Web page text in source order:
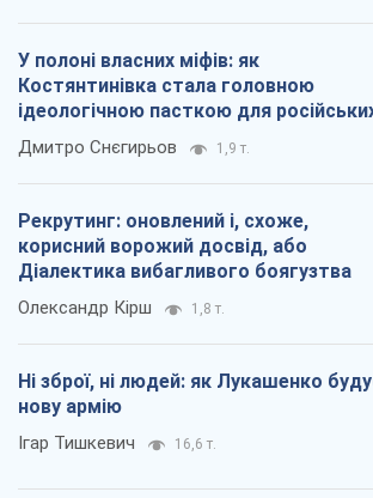
У полоні власних міфів: як
Костянтинівка стала головною
ідеологічною пасткою для
окупантів
Дмитро Снєгирьов 1,9 т.
Рекрутинг: оновлений і, схоже,
корисний ворожий досвід, або
Діалектика вибагливого боягузтва
Олександр Кірш 1,8 т.
Ні зброї, ні людей: як Лукашенко
нову армію
Ігар Тишкевич 16,6 т.